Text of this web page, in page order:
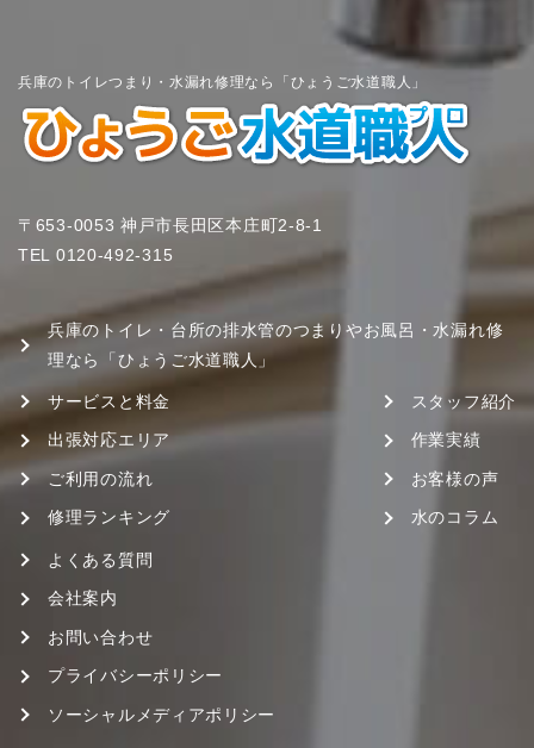
兵庫のトイレつまり・水漏れ修理なら「ひょうご水道職人」
〒653-0053 神戸市長田区本庄町2-8-1
TEL 0120-492-315
兵庫のトイレ・台所の排水管のつまりやお風呂・水漏れ修
理なら「ひょうご水道職人」
サービスと料金
出張対応エリア
ご利用の流れ
修理ランキング
スタッフ紹介
作業実績
お客様の声
水のコラム
よくある質問
会社案内
お問い合わせ
プライバシーポリシー
ソーシャルメディアポリシー